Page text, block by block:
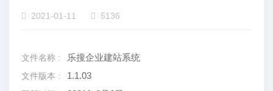
2021-01-11 5136
文件名称 : 乐搜企业建站系统
文件版本 : 1.1.03